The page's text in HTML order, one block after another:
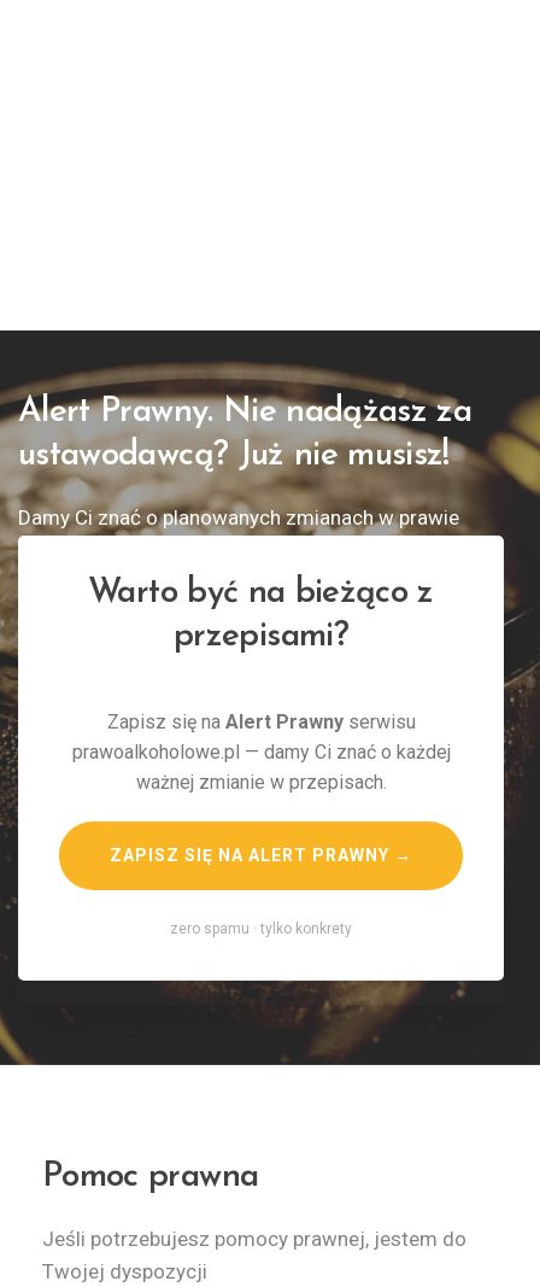
Alert Prawny. Nie nadążasz za
ustawodawcą? Już nie musisz!
Damy Ci znać o planowanych zmianach w prawie
Warto być na bieżąco z
przepisami?
Zapisz się na Alert Prawnyserwisu
prawoalkoholowe.pl — damy Ci znać o każdej
ważnej zmianie w przepisach.
ZAPISZ SIĘ NA ALERT PRAWNY →
zero spamu · tylko konkrety
Pomoc prawna
Jeśli po­trze­bu­jesz po­mocy praw­nej, jestem do
Twojej dyspozycji